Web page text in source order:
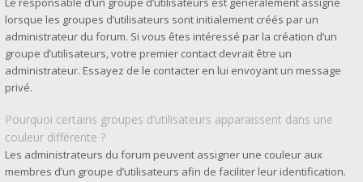
lorsque les groupes d’utilisateurs sont initialement créés par un
administrateur du forum. Si vous êtes intéressé par la création d’un
groupe d’utilisateurs, votre premier contact devrait être un
administrateur. Essayez de le contacter en lui envoyant un message
privé.
Pourquoi certains groupes d’utilisateurs apparaissent dans une
couleur différente ?
Les administrateurs du forum peuvent assigner une couleur aux
membres d’un groupe d’utilisateurs afin de faciliter leur identification.